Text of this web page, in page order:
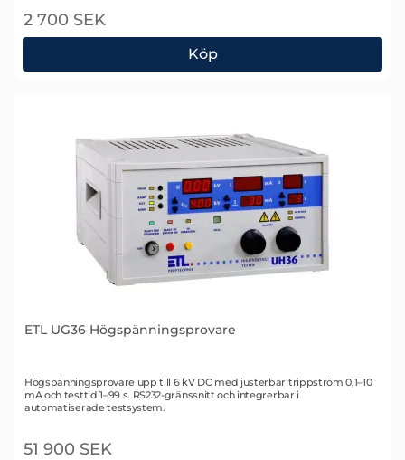
2 700 SEK
Köp
ETL HTP06C Provpistol
ETL UG36 Högspänningsprovare
Art. nr 1756
Högspänningsprovare upp till 6 kV DC med justerbar trippström 0,1–10
mA och testtid 1–99 s. RS232-gränssnitt och integrerbar i
automatiserade testsystem.
51 900 SEK